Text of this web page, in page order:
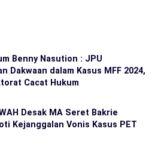
Benny Nasution : JPU
Dakwaan dalam Kasus MFF 2024,
Cacat Hukum
Desak MA Seret Bakrie
Kejanggalan Vonis Kasus PET